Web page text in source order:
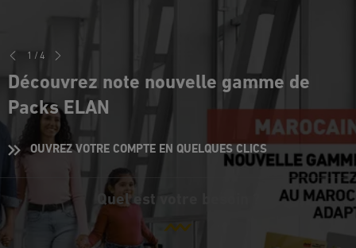
1 / 4
Découvrez note nouvelle gamme de
Packs ELAN
OUVREZ VOTRE COMPTE EN QUELQUES CLICS
Quel est votre besoin ?